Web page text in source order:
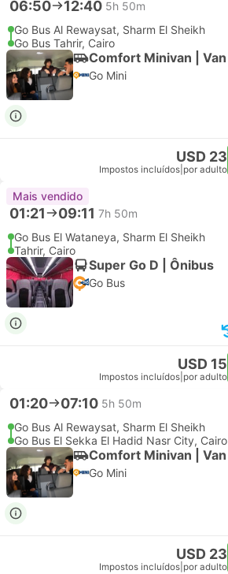
06:50 12:40 5h 50m
Go Bus Al Rewaysat, Sharm El Sheikh
Go Bus Tahrir, Cairo
Comfort Minivan | Van
Go Mini
USD 23
Impostos incluídos por adulto
Mais vendido
01:21 09:11 7h 50m
Go Bus El Wataneya, Sharm El Sheikh
Tahrir, Cairo
Super Go D | Ônibus
Go Bus
USD 15
Impostos incluídos por adulto
01:20 07:10 5h 50m
Go Bus Al Rewaysat, Sharm El Sheikh
Go Bus El Sekka El Hadid Nasr City, Cairo
Comfort Minivan | Van
Go Mini
USD 23
Impostos incluídos por adulto